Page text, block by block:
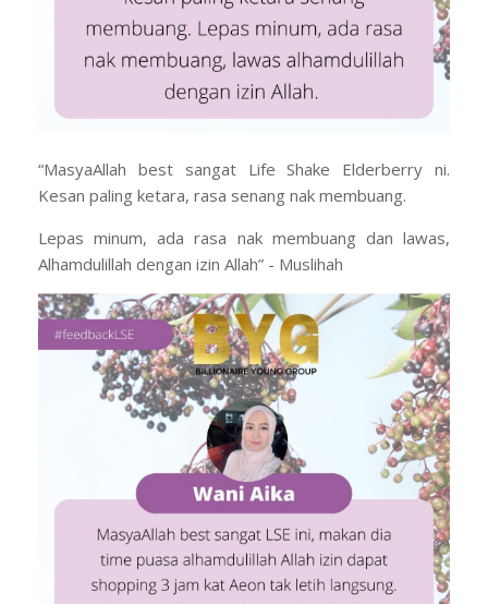
“MasyaAllah best sangat Life Shake Elderberry ni.
Kesan paling ketara, rasa senang nak membuang.
Lepas minum, ada rasa nak membuang dan lawas,
Alhamdulillah dengan izin Allah” - Muslihah